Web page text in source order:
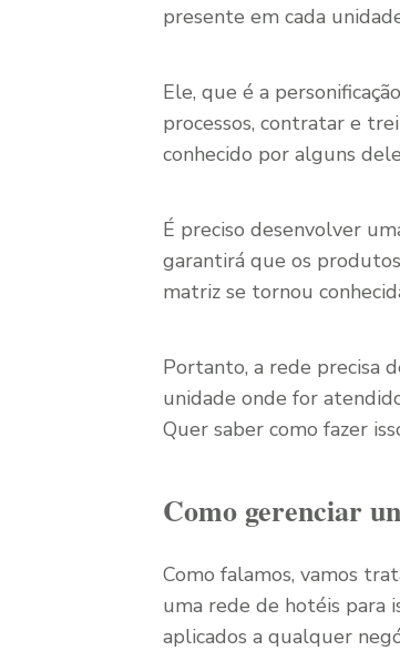
presente em cada
Ele, que é a
processos, contratar e
conhecido por alguns
É preciso desenvolver
garantirá que os
matriz se tornou
Portanto, a rede precisa
unidade onde for
Quer saber como fazer
Como gerenciar
Como falamos, vamos
uma rede de hotéis para
aplicados a qualquer